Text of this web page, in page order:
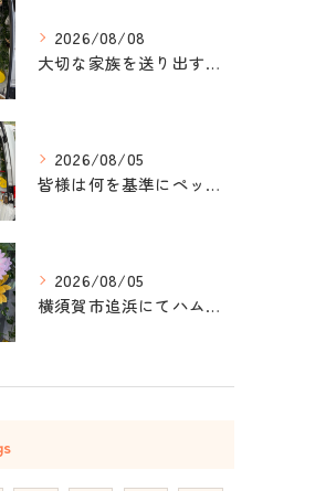
2026/08/08
大切な家族を送り出すお手伝いをしました。
2026/08/05
皆様は何を基準にペット葬儀社を選びますか？
2026/08/05
横須賀市追浜にてハムスターのみかんちゃんのペット火葬のお手伝...